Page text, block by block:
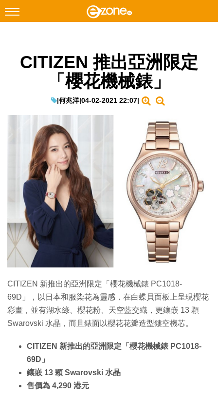
Facebook Instagram
遊戲動漫
教學評測
EduTech
IT Times
生成式AI與雲端應用
Enterprise Digital Transformation
特集
CITIZEN 推出亞洲限定
「櫻花機械錶」
|何兆洋|04-02-2021 22:07|
CITIZEN 新推出的亞洲限定「櫻花機械錶 PC1018-
69D」，以日本和服染花為靈感，在白蝶貝面板上呈現櫻花
彩畫，並有湖水綠、櫻花粉、天空藍交織，更鑲嵌 13 顆
Swarovski 水晶，而且錶面以櫻花花瓣造型鏤空機芯。
CITIZEN 新推出的亞洲限定「櫻花機械錶 PC1018-
69D」
鑲嵌 13 顆 Swarovski 水晶
售價為 4,290 港元